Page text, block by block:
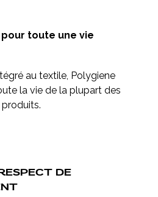
toute une vie
au textile, Polygiene
la vie de la plupart des
produits.
DE